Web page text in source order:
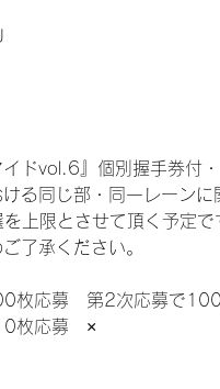
イドvol.6』個別握手券付
る同じ部・同一レーン
上限とさせて頂く予定
了承ください。
枚応募　第2次応募で
応募　×